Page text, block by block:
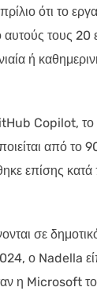
ότι το
τους 20
ή
Copilot, το
από το
επίσης
σε
ο Nadella
η Microsoft